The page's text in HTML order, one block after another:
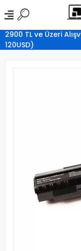
2900 TL ve Üzeri
120USD)